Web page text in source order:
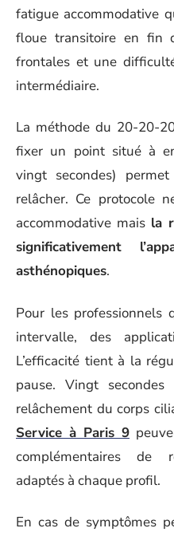
fatigue accommodative
floue transitoire en fin
frontales et une
intermédiaire.
La méthode du 20-20-
fixer un point situé à
vingt secondes)
relâcher. Ce protocole
accommodative mais la
significativement
asthénopiques.
Pour les professionnels
intervalle, des
L’efficacité tient à la
pause. Vingt
relâchement du corps
Service à Paris 9
complémentaires de
adaptés à chaque profil.
En cas de symptômes